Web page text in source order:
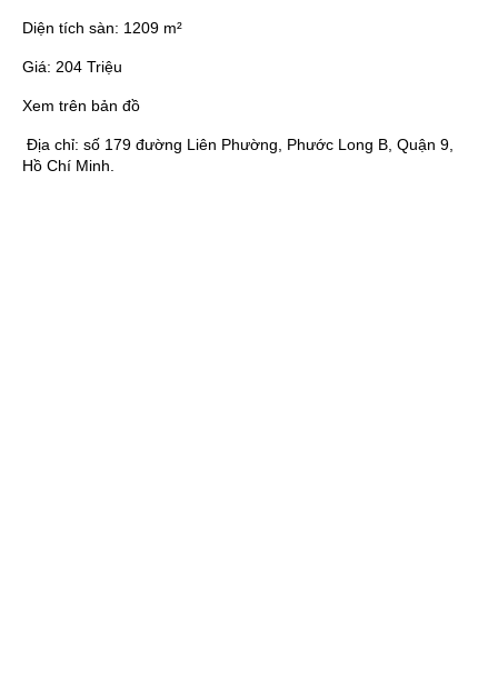
Diện tích sàn: 1209 m²
Giá: 204 Triệu
Xem trên bản đồ
Địa chỉ: số 179 đường Liên Phường, Phước Long B, Quận 9,
Hồ Chí Minh.